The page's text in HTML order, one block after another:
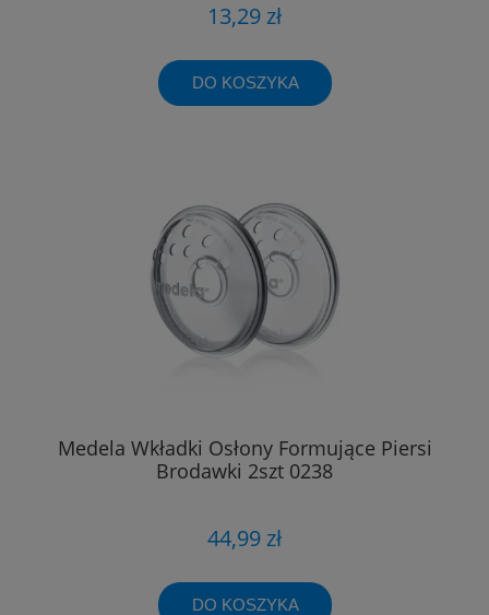
13,29 zł
DO KOSZYKA
Medela Wkładki Osłony Formujące Piersi
Brodawki 2szt 0238
44,99 zł
DO KOSZYKA